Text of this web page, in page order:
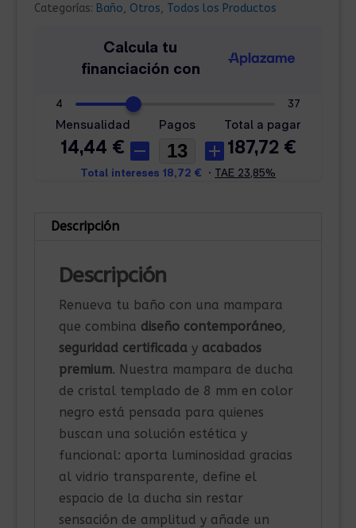
de
Categorías: Baño, Otros, Todos los Productos
Descripción
Descripción
Renueva tu baño con una mampara
que combina diseño contemporáneo,
seguridad certificaday acabados
premium. Nuestra mampara de ducha
de cristal templado de 8 mm en color
negro está pensada para quienes
buscan una solución estética y
funcional: aporta luminosidad gracias
al vidrio transparente, define el
espacio de la ducha sin restar
sensación de amplitud y añade un